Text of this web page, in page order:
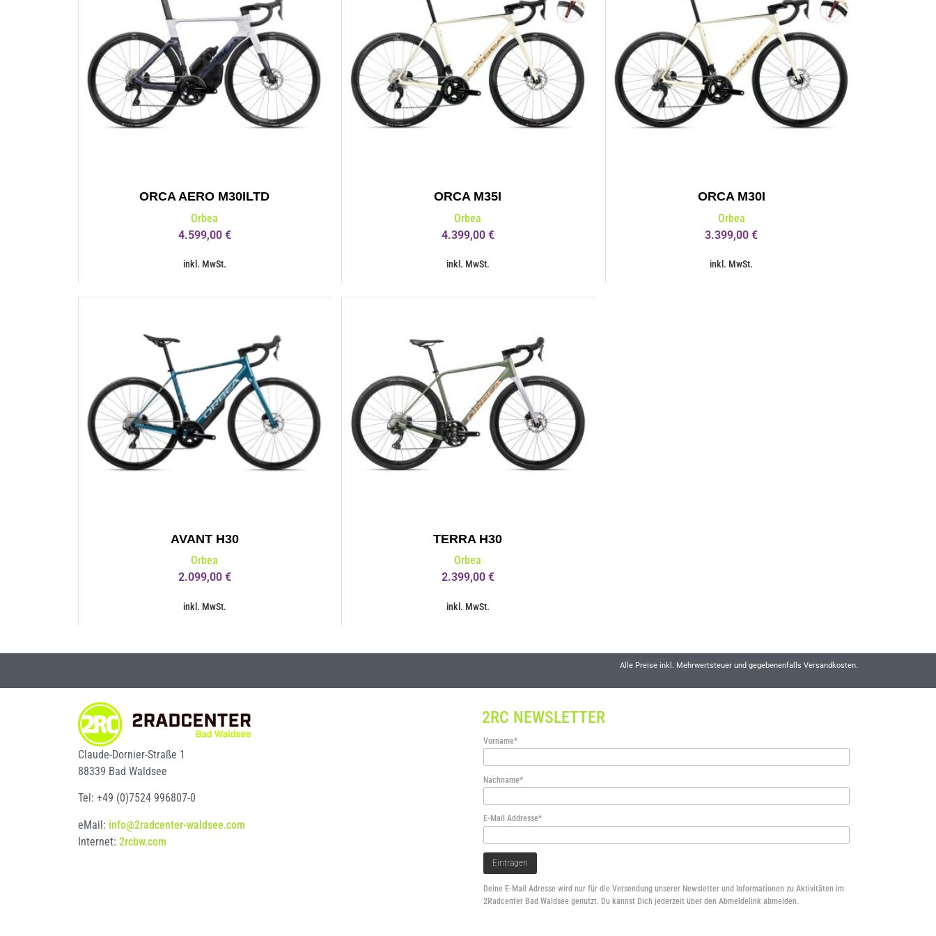
ORCA AERO M30ILTD
Orbea
4.599,00 €
inkl. MwSt.
ORCA M35I
Orbea
4.399,00 €
inkl. MwSt.
ORCA M30I
Orbea
3.399,00€
inkl. MwSt.
AVANT H30
Orbea
2.099,00 €
inkl. MwSt.
TERRA H30
Orbea
2.399,00 €
inkl. MwSt.
Alle Preise inkl. Mehrwertsteuer und gegebenenfalls Versandkosten.
Claude-Dornier-Straße 1
88339 Bad Waldsee
Tel: +49 (0)7524 996807-0
eMail: info@2radcenter-waldsee.com
Internet: 2rcbw.com
2RC NEWSLETTER
Vorname*
Nachname*
E-Mail Addresse*
Deine E-Mail Adresse wird nur für die Versendung unserer Newsletter und Informationen zu Aktivitäten im
2Radcenter Bad Waldsee genutzt. Du kannst Dich jederzeit über den Abmeldelink abmelden.